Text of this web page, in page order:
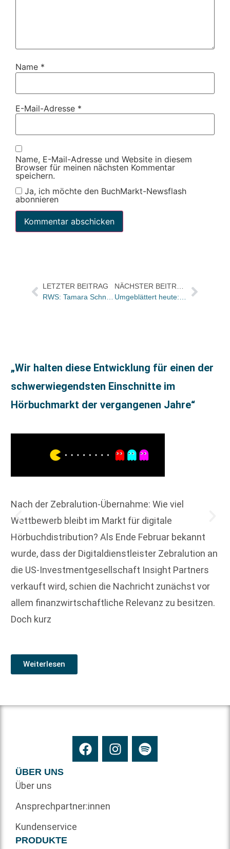
Name *
E-Mail-Adresse *
Name, E-Mail-Adresse und Website in diesem
Browser für meinen nächsten Kommentar
speichern.
Ja, ich möchte den BuchMarkt-Newsflash
abonnieren
LETZTER BEITRAG
„Wir halten diese Entwicklung für einen der
schwerwiegendsten Einschnitte im
Hörbuchmarkt der vergangenen Jahre“
Nach der Zebralution-Übernahme: Wie viel
Wettbewerb bleibt im Markt für digitale
Hörbuchdistribution? Als Ende Februar bekannt
wurde, dass der Digitaldienstleister Zebralution an
die US-Investmentgesellschaft Insight Partners
verkauft wird, schien die Nachricht zunächst vor
allem finanzwirtschaftliche Relevanz zu besitzen.
Doch kurz
Weiterlesen
ÜBER UNS
Über uns
Ansprechpartner:innen
Kundenservice
PRODUKTE